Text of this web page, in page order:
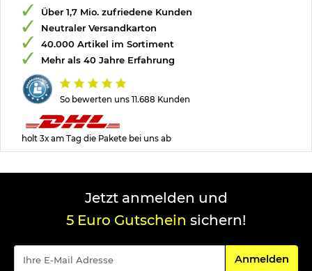
So bewerten uns 11.688 Kunden
Über 1,7 Mio. zufriedene Kunden
Neutraler Versandkarton
40.000 Artikel im Sortiment
Mehr als 40 Jahre Erfahrung
holt 3x am Tag die Pakete bei uns ab
Jetzt anmelden und
5 Euro Gutschein sichern!
Für den
Anmelden